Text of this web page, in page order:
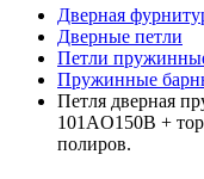
Дверная
Дверные петли
Петли
Пружинные
Петля дверная
101AO150B +
полиров.